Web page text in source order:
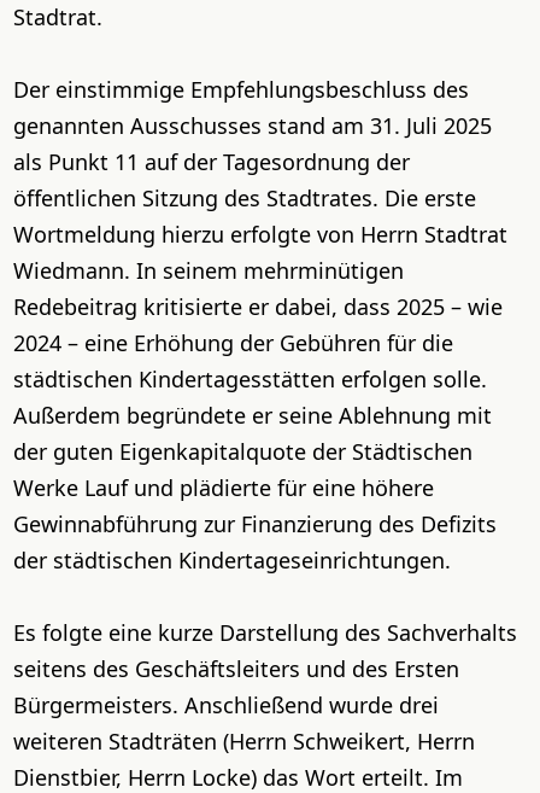
Stadtrat.
Der einstimmige Empfehlungsbeschluss des
genannten Ausschusses stand am 31. Juli 2025
als Punkt 11 auf der Tagesordnung der
öffentlichen Sitzung des Stadtrates. Die erste
Wortmeldung hierzu erfolgte von Herrn Stadtrat
Wiedmann. In seinem mehrminütigen
Redebeitrag kritisierte er dabei, dass 2025 – wie
2024 – eine Erhöhung der Gebühren für die
städtischen Kindertagesstätten erfolgen solle.
Außerdem begründete er seine Ablehnung mit
der guten Eigenkapitalquote der Städtischen
Werke Lauf und plädierte für eine höhere
Gewinnabführung zur Finanzierung des Defizits
der städtischen Kindertageseinrichtungen.
Es folgte eine kurze Darstellung des Sachverhalts
seitens des Geschäftsleiters und des Ersten
Bürgermeisters. Anschließend wurde drei
weiteren Stadträten (Herrn Schweikert, Herrn
Dienstbier, Herrn Locke) das Wort erteilt. Im